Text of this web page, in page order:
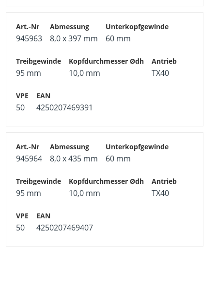
945963 8,0 x 397 mm 60 mm
95 mm 10,0 mm TX40
50 4250207469391
945964 8,0 x 435 mm 60 mm
95 mm 10,0 mm TX40
50 4250207469407